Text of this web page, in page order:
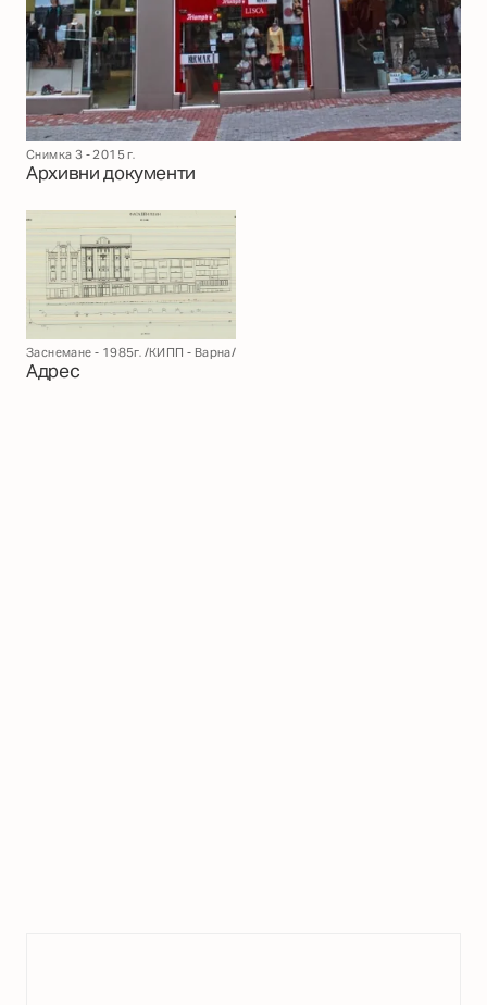
Снимка 3 - 2015 г.
Архивни документи
Заснемане - 1985г. /КИПП - Варна/
Адрес